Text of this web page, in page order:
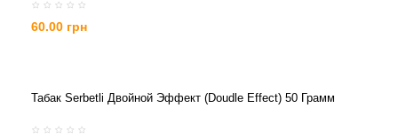
60.00 грн
Табак Serbetli Двойной Эффект (Doudle Effect) 50 Грамм